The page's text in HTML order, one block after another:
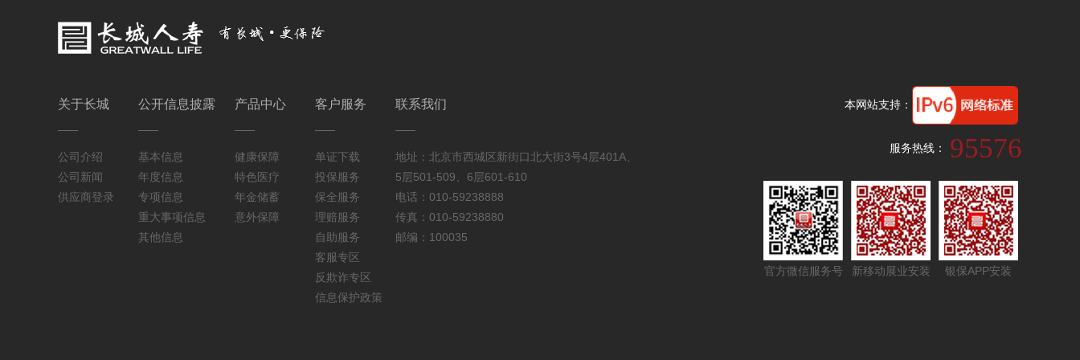
关于长城
公司介绍
公司新闻
供应商登录
公开信息披露
基本信息
年度信息
专项信息
重大事项信息
其他信息
产品中心
健康保障
特色医疗
年金储蓄
意外保障
客户服务
单证下载
投保服务
保全服务
理赔服务
自助服务
客服专区
反欺诈专区
信息保护政策
联系我们
地址：北京市西城区新街口北大街3号4层401A、
5层501-509、6层601-610
电话：010-59238888
传真：010-59238880
邮编：100035
本网站支持：
服务热线： 95576
官方微信服务号 新移动展业安装 银保APP安装